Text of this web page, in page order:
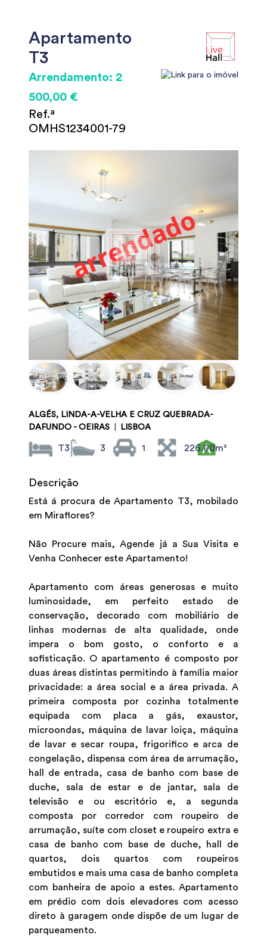
Apartamento
T3
Arrendamento: 2
500,00 €
Ref.ª
OMHS1234001-79
ALGÉS, LINDA-A-VELHA E CRUZ QUEBRADA-
DAFUNDO - OEIRAS
LISBOA
T3 3 1 226.00m²
Descrição
Está á procura de Apartamento T3, mobilado
em Miraflores?
Não Procure mais, Agende já a Sua Visita e
Venha Conhecer este Apartamento!
Apartamento com áreas generosas e muito
luminosidade, em perfeito estado de
conservação, decorado com mobiliário de
linhas modernas de alta qualidade, onde
impera o bom gosto, o conforto e a
sofisticação. O apartamento é composto por
duas áreas distintas permitindo à família maior
privacidade: a área social e a área privada. A
primeira composta por cozinha totalmente
equipada com placa a gás, exaustor,
microondas, máquina de lavar loiça, máquina
de lavar e secar roupa, frigorifico e arca de
congelação, dispensa com área de arrumação,
hall de entrada, casa de banho com base de
duche, sala de estar e de jantar, sala de
televisão e ou escritório e, a segunda
composta por corredor com roupeiro de
arrumação, suíte com closet e roupeiro extra e
casa de banho com base de duche, hall de
quartos, dois quartos com roupeiros
embutidos e mais uma casa de banho completa
com banheira de apoio a estes. Apartamento
em prédio com dois elevadores com acesso
direto à garagem onde dispõe de um lugar de
parqueamento.